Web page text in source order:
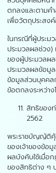
ตกลงและตามค
เพื่อวัตถุประสง
ในกรณีที่ผู้ประม
ประมวลผลช่วง
ของผู้ประมวลผ
ประมวลผลข้อมู
ข้อมูลส่วนบุคคล
ข้อตกลงระหว่า
สิทธิของ
2562
พระราชบัญญัติ
ของเจ้าของข้อ
ผลบังคับใช้เมื่อ
ของสิทธิต่าง ๆ